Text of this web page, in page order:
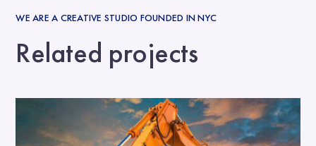
WE ARE A CREATIVE STUDIO FOUNDED IN NYC
Related projects